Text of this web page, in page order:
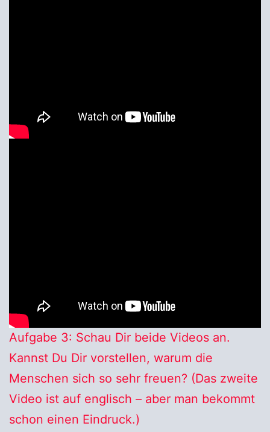
Aufgabe 3: Schau Dir beide Videos an.
Kannst Du Dir vorstellen, warum die
Menschen sich so sehr freuen? (Das zweite
Video ist auf englisch – aber man bekommt
schon einen Eindruck.)